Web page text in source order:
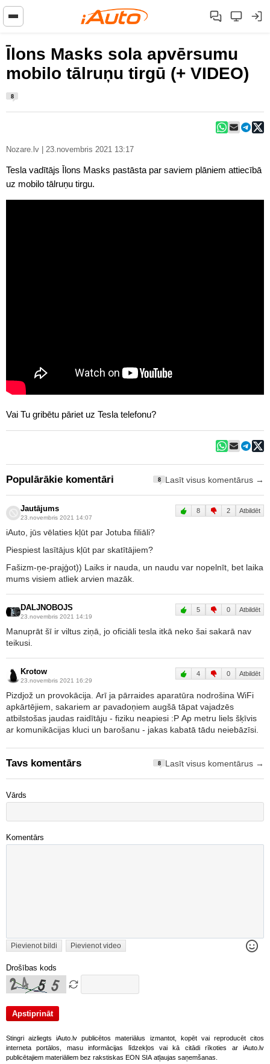
Īlons Masks sola apvērsumu
mobilo tālruņu tirgū (+ VIDEO)
8
Nozare.lv | 23.novembris 2021 13:17
Tesla vadītājs Īlons Masks pastāsta par saviem plāniem attiecībā
uz mobilo tālruņu tirgu.
Vai Tu gribētu pāriet uz Tesla telefonu?
Populārākie komentāri 8 Lasīt visus komentārus →
Jautājums
23.novembris 2021 14:07
8 2 Atbildēt
iAuto, jūs vēlaties kļūt par Jotuba filiāli?
Piespiest lasītājus kļūt par skatītājiem?
Fašizm-ņe-prajģot)) Laiks ir nauda, un naudu var nopelnīt, bet laika
mums visiem atliek arvien mazāk.
DALJNOBOJS
23.novembris 2021 14:19
5 0 Atbildēt
Manuprāt šī ir viltus ziņā, jo oficiāli tesla itkā neko šai sakarā nav
teikusi.
Krotow
23.novembris 2021 16:29
4 0 Atbildēt
Pizdjož un provokācija. Arī ja pārraides aparatūra nodrošina WiFi
apkārtējiem, sakariem ar pavadoņiem augšā tāpat vajadzēs
atbilstošas jaudas raidītāju - fiziku neapiesi :P Ap metru liels šķīvis
ar komunikācijas kluci un barošanu - jakas kabatā tādu neiebāzīsi.
Tavs komentārs 8 Lasīt visus komentārus →
Vārds
Komentārs
Pievienot bildi Pievienot video
Drošības kods
Stingri aizliegts iAuto.lv publicētos materiālus izmantot, kopēt vai reproducēt citos
interneta portālos, masu informācijas līdzekļos vai kā citādi rīkoties ar iAuto.lv
publicētajiem materiāliem bez rakstiskas EON SIA atļaujas saņemšanas.